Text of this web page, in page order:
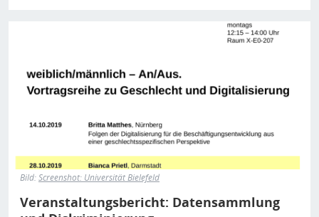
Bild:Screenshot: Universität Bielefeld
Veranstaltungsbericht: Datensammlung